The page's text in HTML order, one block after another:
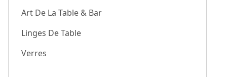
Art De La Table & Bar
Linges De Table
Verres